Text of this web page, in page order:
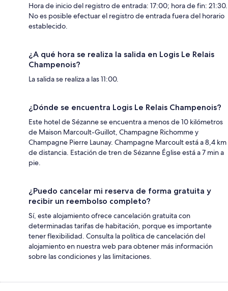
Hora de inicio del registro de entrada: 17:00; hora de fin: 21:30.
No es posible efectuar el registro de entrada fuera del horario
establecido.
¿A qué hora se realiza la salida en Logis Le Relais
Champenois?
La salida se realiza a las 11:00.
¿Dónde se encuentra Logis Le Relais Champenois?
Este hotel de Sézanne se encuentra a menos de 10 kilómetros
de Maison Marcoult-Guillot, Champagne Richomme y
Champagne Pierre Launay. Champagne Marcoult está a 8,4 km
de distancia. Estación de tren de Sézanne Église está a 7 min a
pie.
¿Puedo cancelar mi reserva de forma gratuita y
recibir un reembolso completo?
Sí, este alojamiento ofrece cancelación gratuita con
determinadas tarifas de habitación, porque es importante
tener flexibilidad. Consulta la política de cancelación del
alojamiento en nuestra web para obtener más información
sobre las condiciones y las limitaciones.